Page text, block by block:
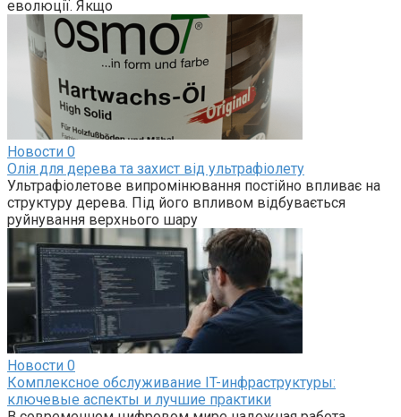
еволюції. Якщо
Новости 0
Олія для дерева та захист від ультрафіолету
Ультрафіолетове випромінювання постійно впливає на
структуру дерева. Під його впливом відбувається
руйнування верхнього шару
Новости 0
Комплексное обслуживание IT-инфраструктуры:
ключевые аспекты и лучшие практики